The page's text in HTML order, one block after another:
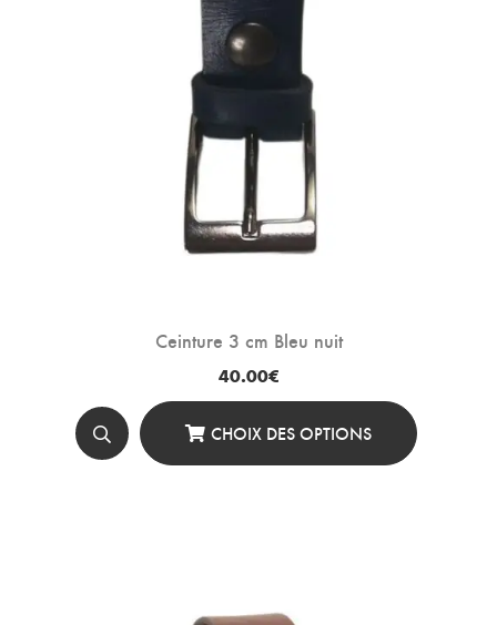
Ceinture 3 cm Bleu nuit
40.00€
CHOIX DES OPTIONS
Ce
Variations.